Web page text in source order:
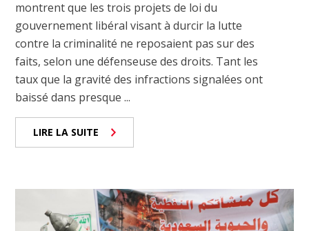
montrent que les trois projets de loi du
gouvernement libéral visant à durcir la lutte
contre la criminalité ne reposaient pas sur des
faits, selon une défenseuse des droits. Tant les
taux que la gravité des infractions signalées ont
baissé dans presque ...
LIRE LA SUITE